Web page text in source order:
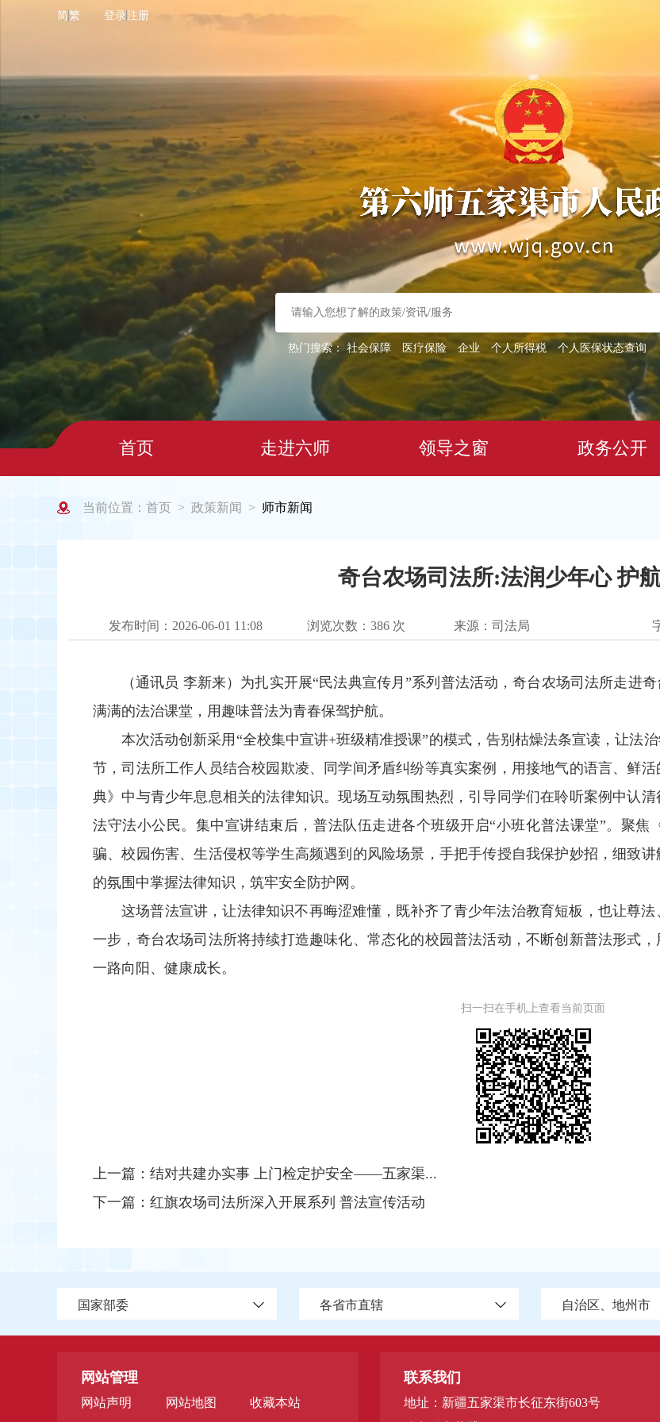
简繁 登录注册
热门搜索： 社会保障 医疗保险 企业 个人所得税 个人医保状态查询
首页 走进六师 领导之窗 政务公开
当前位置： 首页 > 政策新闻 > 师市新闻
奇台农场司法所:法润少年心 护
发布时间：2026-06-01 11:08 浏览次数：386 次 来源：司法局
（通讯员 李新来）为扎实开展“民法典宣传月”系列普法活动，奇台农场司法所走进
满满的法治课堂，用趣味普法为青春保驾护航。
本次活动创新采用“全校集中宣讲+班级精准授课”的模式，告别枯燥法条宣读，让法
节，司法所工作人员结合校园欺凌、同学间矛盾纠纷等真实案例，用接地气的语言、鲜
典》中与青少年息息相关的法律知识。现场互动氛围热烈，引导同学们在聆听案例中认
法守法小公民。集中宣讲结束后，普法队伍走进各个班级开启“小班化普法课堂”。聚焦
骗、校园伤害、生活侵权等学生高频遇到的风险场景，手把手传授自我保护妙招，细致
的氛围中掌握法律知识，筑牢安全防护网。
这场普法宣讲，让法律知识不再晦涩难懂，既补齐了青少年法治教育短板，也让尊
一步，奇台农场司法所将持续打造趣味化、常态化的校园普法活动，不断创新普法形式
一路向阳、健康成长。
扫一扫在手机上查看当前页面
上一篇： 结对共建办实事 上门检定护安全——五家渠...
下一篇： 红旗农场司法所深入开展系列 普法宣传活动
国家部委 各省市直辖 自治区、地州市
网站管理
网站声明 网站地图 收藏本站
联系我们
地址：新疆五家渠市长征东街603号